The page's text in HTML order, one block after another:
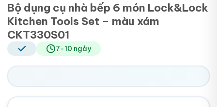
Bộ dụng cụ nhà bếp 6 món Lock&Lock
Kitchen Tools Set – màu xám
CKT330S01
7-10 ngày